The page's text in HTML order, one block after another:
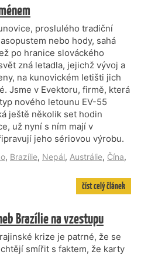
proslulého tradiční
nebo hody, sahá
po hranice slováckého
zná letadla, jejichž vývoj a
na kunovickém letišti jich
Jsme v Evektoru, firmě, která
nového letounu EV-55
ještě několik set hodin
už nyní s ním mají v
jeho sériovou výrobu.
, Brazílie, Nepál, Austrálie, Čína,
číst celý článek
Brazílie na vzestupu
krize je patrné, že se
smířit s faktem, že karty